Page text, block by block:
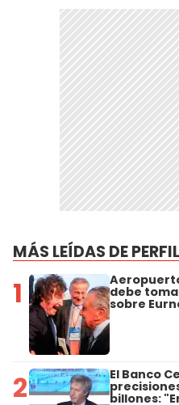
MÁS LEÍDAS DE PERFIL
1 debe
sobre
2 El Banco
billones: